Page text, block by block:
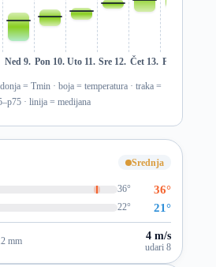
Ned 9. Pon 10. Uto 11. Sre 12. Čet 13. Pet 14.
= Tmin · boja = temperatura · traka =
· linija = medijana
Srednja
36° 36°
22° 21°
mm 4 m/s
udari 8